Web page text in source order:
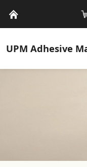
UPM Adhesive